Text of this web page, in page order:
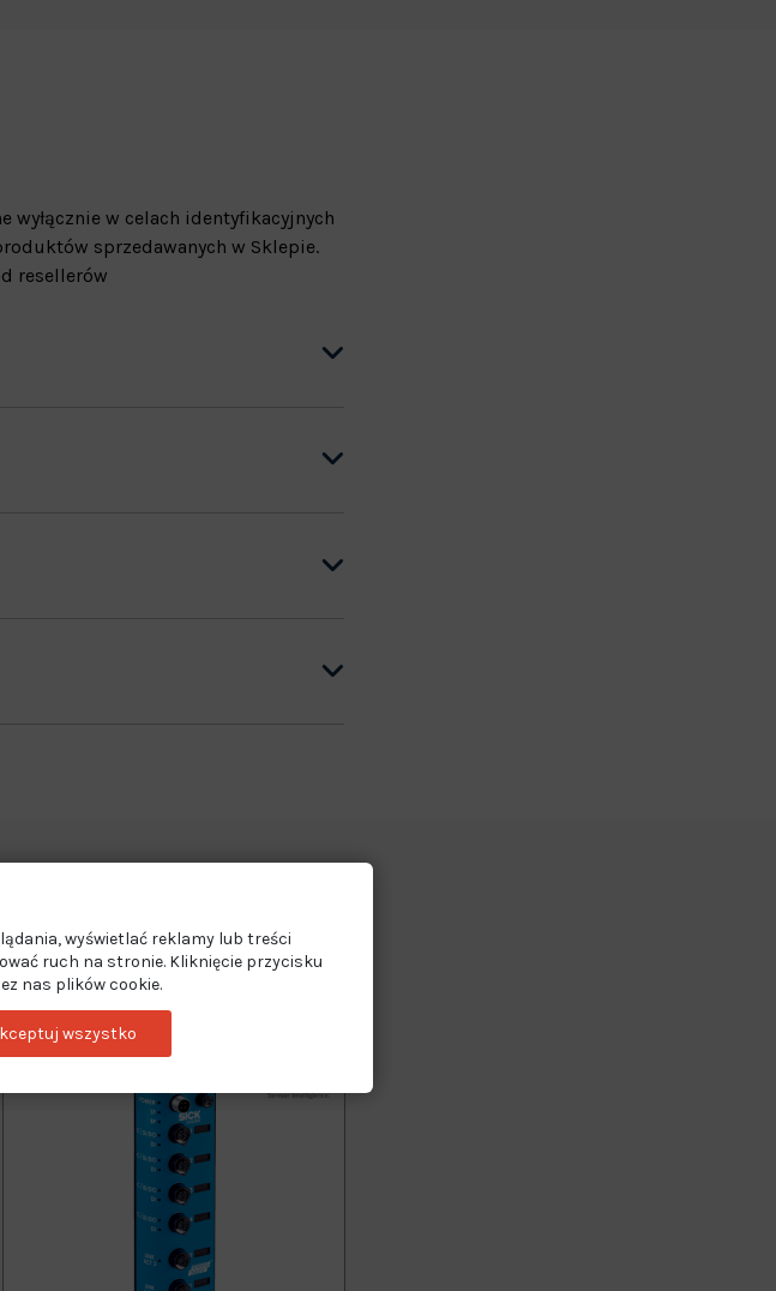
wyłącznie w celach identyfikacyjnych
sprzedawanych w Sklepie.
resellerów
wyświetlać reklamy lub treści
ruch na stronie. Kliknięcie przycisku
nas plików cookie.
wszystko